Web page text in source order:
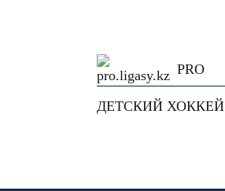
PRO
ДЕТСКИЙ ХОККЕЙ